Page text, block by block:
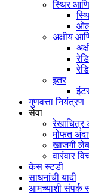
स्थिर
अक्षीय
इतर
गुणवत्ता नियंत्रण
सेवा
रेखाचित्र
मोफत
खाजगी
वारंवार
केस स्टडी
साधनांची यादी
आमच्याशी संपर्क